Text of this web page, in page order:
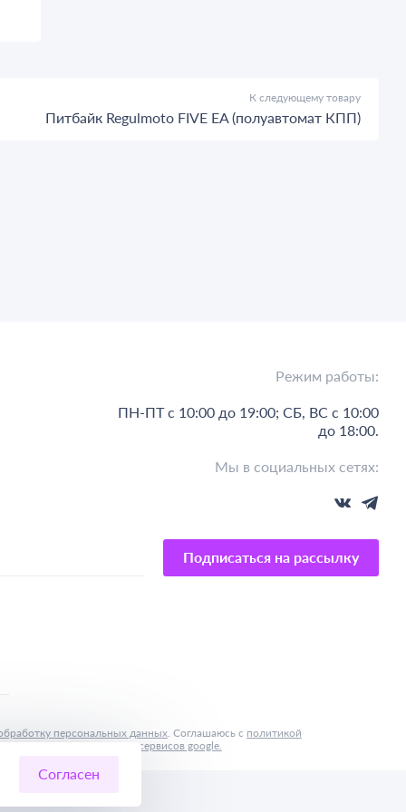
К следующему товару
Питбайк Regulmoto FIVE EA (полуавтомат КПП)
Режим работы:
ПН-ПТ с 10:00 до 19:00; СБ, ВС с 10:00
до 18:00.
Мы в социальных сетях:
Подписаться на рассылку
персональных данных. Соглашаюсь с политикой
предоставления услуг сервисов google.
Согласен